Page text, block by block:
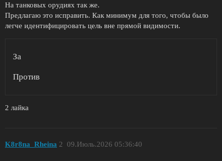
На танковых орудиях так же.
Предлагаю это исправить. Как минимум для того, чтобы было
легче идентифицировать цель вне прямой видимости.
За
Против
2 лайка
K8r8na_Rheina 09.Июль.2026 05:36:40
2